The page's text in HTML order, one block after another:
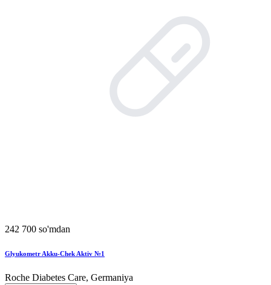
242 700 so'mdan
Glyukometr Akku-Chek Aktiv №1
Roche Diabetes Care, Germaniya